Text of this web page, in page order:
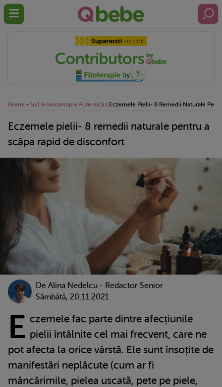
Home › Soil Aromoterapie Autentică › Eczemele Pielii- 8 Remedii Naturale
Eczemele pielii- 8 remedii naturale pentru a
scăpa rapid de disconfort
De Alina Nedelcu - Redactor Senior
Sâmbătă, 20.11.2021
E czemele fac parte dintre afecțiunile
pielii întâlnite cel mai frecvent, care ne
pot afecta la orice vârstă. Ele sunt însoțite de
manifestări neplăcute (cum ar fi
mâncărimile, pielea uscată, pete pe piele,